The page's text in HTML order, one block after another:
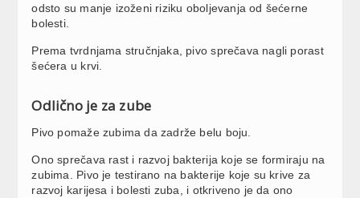
odsto su manje izoženi riziku oboljevanja od šećerne
bolesti.
Prema tvrdnjama stručnjaka, pivo sprečava nagli porast
šećera u krvi.
Odlično je za zube
Pivo pomaže zubima da zadrže belu boju.
Ono sprečava rast i razvoj bakterija koje se formiraju na
zubima. Pivo je testirano na bakterije koje su krive za
razvoj karijesa i bolesti zuba, i otkriveno je da ono